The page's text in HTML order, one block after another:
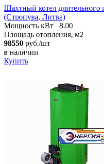
Шахтный котел длительного
(Стропува, Литва)
Мощность кВт
8.00
Площадь отопления, м2
98550 руб./шт
в наличии
Купить